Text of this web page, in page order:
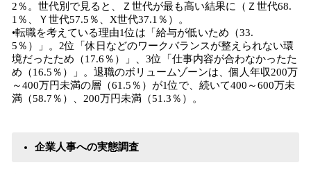
2％。世代別で見ると、Ｚ世代が最も高い結果に（Ｚ世代68.
1％、Ｙ世代57.5％、X世代37.1％）。
•転職を考えている理由1位は「給与が低いため（33.
5％）」。2位「休日などのワークバランスが整えられない環
境だったため（17.6％）」、3位「仕事内容が合わなかったた
め（16.5％）」。退職のボリュームゾーンは、個人年収200万
～400万円未満の層（61.5％）が1位で、続いて400～600万未
満（58.7％）、200万円未満（51.3％）。
企業人事への実態調査